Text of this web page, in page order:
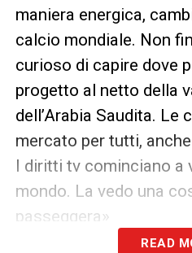
maniera energica,
calcio mondiale. Non
curioso di capire dove
progetto al netto della
dell’Arabia Saudita. Le
mercato per tutti,
I diritti tv cominciano a
mondo. La vedo una
passeggera»
READ